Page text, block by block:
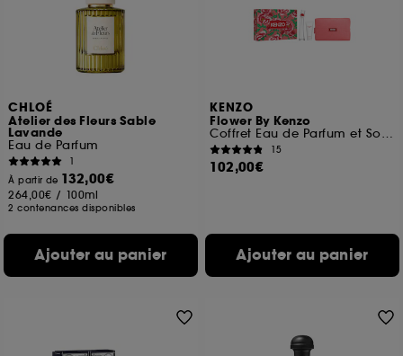
CHLOÉ
Atelier des Fleurs Sable
Lavande
Eau de Parfum
1
À partir de 132,00€
264,00€ / 100ml
2 contenances disponibles
Ajouter au panier
KENZO
Flower By Kenzo
Coffret Eau de Parfum et Soin pour Femme
15
102,00€
Ajouter au panier